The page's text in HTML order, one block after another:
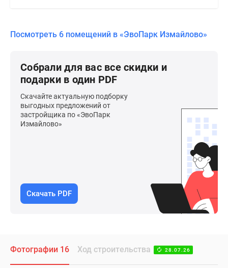
Посмотреть 6 помещений в «ЭвоПарк Измайлово»
Собрали для вас все скидки и
подарки в один PDF
Скачайте актуальную подборку
выгодных предложений от
застройщика по «ЭвоПарк
Измайлово»
Скачать PDF
Фотографии 16 Ход строительства 28.07.26